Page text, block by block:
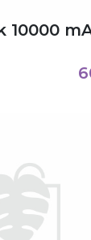
10000